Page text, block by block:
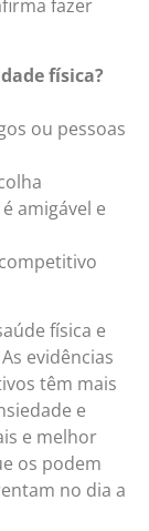
fazer
física?
ou pessoas
amigável e
física e
evidências
têm mais
e
e melhor
os podem
no dia a